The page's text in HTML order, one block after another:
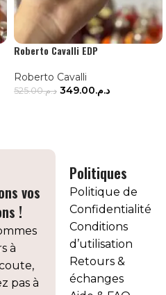
Roberto Cavalli EDP
Roberto Cavalli
د.م.525.00 د.م.349.00
vos
!
à
pas à
Politiques
Politique de
Confidentialité
Conditions
d’utilisation
Retours &
échanges